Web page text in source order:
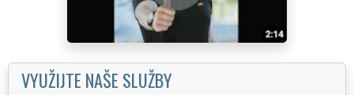
VYUŽIJTE NAŠE SLUŽBY